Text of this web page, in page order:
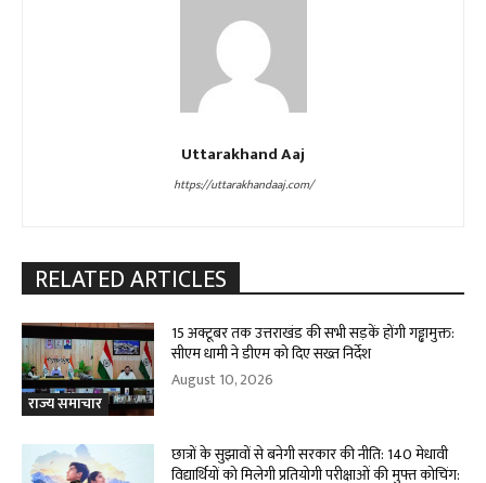
Uttarakhand Aaj
https://uttarakhandaaj.com/
RELATED ARTICLES
राज्य समाचार
15 अक्टूबर तक उत्तराखंड की सभी सड़कें होंगी गड्ढामुक्त:
सीएम धामी ने डीएम को दिए सख्त निर्देश
August 10, 2026
छात्रों के सुझावों से बनेगी सरकार की नीति: 140 मेधावी
विद्यार्थियों को मिलेगी प्रतियोगी परीक्षाओं की मुफ्त कोचिंग: